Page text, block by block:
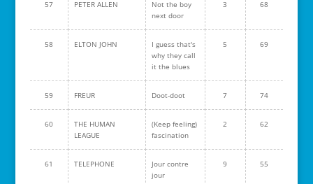
57 PETER ALLEN
Not the boy
next door
3 68
58 ELTON JOHN
I guess that's
why they call
it the blues
5 69
59 FREUR Doot-doot 7 74
60
THE HUMAN
LEAGUE
(Keep feeling)
fascination
2 62
61 TELEPHONE
Jour contre
jour
9 55